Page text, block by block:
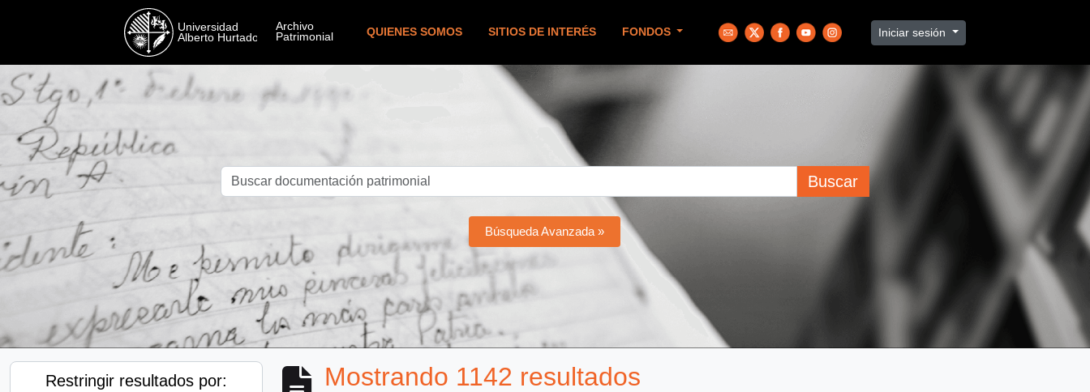
QUIENES SOMOS SITIOS DE INTERÉS FONDOS Iniciar sesión
Buscar
Búsqueda Avanzada »
Restringir resultados por: Mostrando 1142 resultados